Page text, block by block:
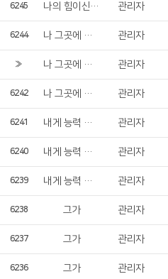
6245 나의 힘이신 여호와여 관리자
6244 나 그곳에 서있네 관리자
» 나 그곳에 서있네 관리자
6242 나 그곳에 서있네 관리자
6241 내게 능력 주시는 자 안에서 관리자
6240 내게 능력 주시는 자 안에서 관리자
6239 내게 능력 주시는 자 안에서 관리자
6238 그가 관리자
6237 그가 관리자
6236 그가 관리자